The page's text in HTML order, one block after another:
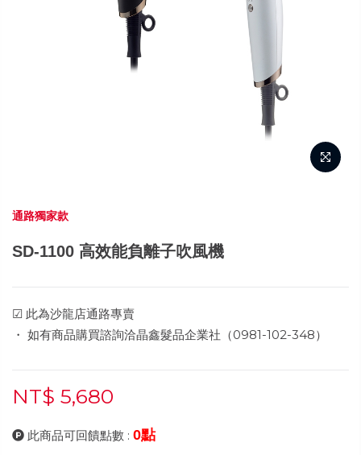
通路獨家款
SD-1100 高效能負離子吹風機
☑ 此為沙龍店通路專賣
・ 如有商品購買諮詢洽晶鑫髮品企業社（0981-102-348）
NT$ 5,680
此商品可回饋點數 : 0點